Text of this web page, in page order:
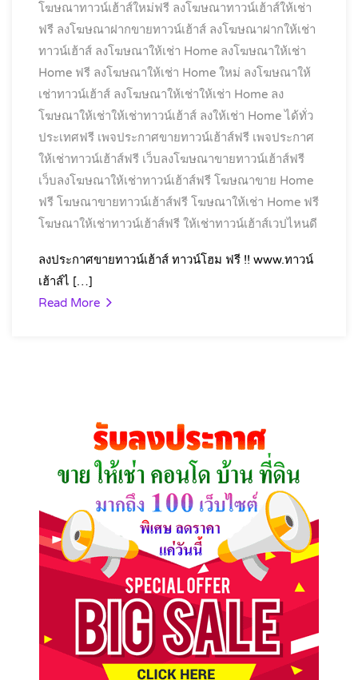
โฆษณาทาวน์เฮ้าส์ใหม่ฟรี ลงโฆษณาทาวน์เฮ้าส์ให้เช่า
ฟรี ลงโฆษณาฝากขายทาวน์เฮ้าส์ ลงโฆษณาฝากให้เช่า
ทาวน์เฮ้าส์ ลงโฆษณาให้เช่า Home ลงโฆษณาให้เช่า
Home ฟรี ลงโฆษณาให้เช่า Home ใหม่ ลงโฆษณาให้
เช่าทาวน์เฮ้าส์ ลงโฆษณาให้เช่าให้เช่า Home ลง
โฆษณาให้เช่าให้เช่าทาวน์เฮ้าส์ ลงให้เช่า Home ได้ทั่ว
ประเทศฟรี เพจประกาศขายทาวน์เฮ้าส์ฟรี เพจประกาศ
ให้เช่าทาวน์เฮ้าส์ฟรี เว็บลงโฆษณาขายทาวน์เฮ้าส์ฟรี
เว็บลงโฆษณาให้เช่าทาวน์เฮ้าส์ฟรี โฆษณาขาย Home
ฟรี โฆษณาขายทาวน์เฮ้าส์ฟรี โฆษณาให้เช่า Home ฟรี
โฆษณาให้เช่าทาวน์เฮ้าส์ฟรี ให้เช่าทาวน์เฮ้าส์เวปไหนดี
ลงประกาศขายทาวน์เฮ้าส์ ทาวน์โฮม ฟรี !! www.ทาวน์
เฮ้าส์ไ […]
Read More